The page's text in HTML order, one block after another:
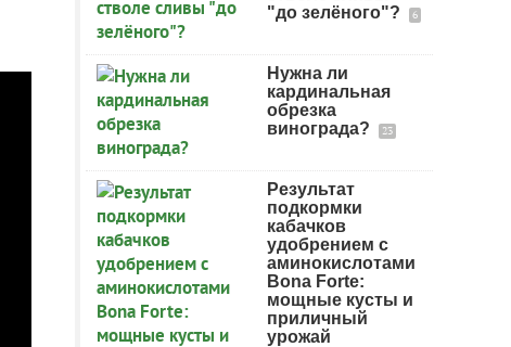
"до зелёного"?
6
Нужна ли
кардинальная
обрезка
винограда?
23
Результат
подкормки
кабачков
удобрением с
аминокислотами
Bona Forte:
мощные кусты и
приличный
урожай